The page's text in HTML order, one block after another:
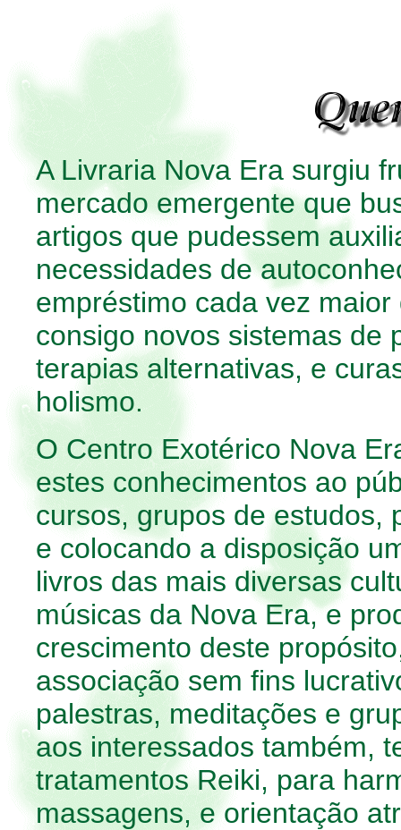
A Livraria Nova Era surgiu
mercado emergente que
artigos que pudessem
necessidades de
empréstimo cada vez
consigo novos sistemas de
terapias alternativas, e
holismo.
O Centro Exotérico Nova
estes conhecimentos ao
cursos, grupos de estudos,
e colocando a disposição
livros das mais diversas
músicas da Nova Era, e
crescimento deste
associação sem fins
palestras, meditações e
aos interessados também,
tratamentos Reiki, para
massagens, e orientação